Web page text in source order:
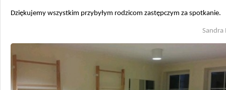
Dziękujemy wszystkim przybyłym rodzicom zastępczym za spotkanie.
Sandra